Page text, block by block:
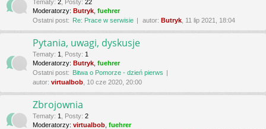
Tematy: 2 Posty: 22
Moderatorzy: Butryk fuehrer
Ostatni post: Re: Prace w serwisie autor: Butryk , 11 lip 2021, 18:04
Pytania, uwagi, dyskusje
Tematy: 1 Posty: 1
Moderatorzy: Butryk fuehrer
Ostatni post: Bitwa o Pomorze - dzień pierws
autor: virtualbob , 10 cze 2020, 20:00
Zbrojownia
Tematy: 1 Posty: 2
Moderatorzy: virtualbob fuehrer